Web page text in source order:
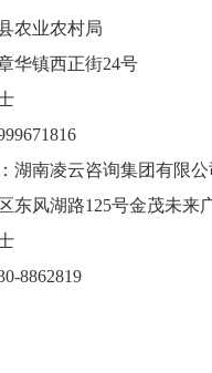
农业农村局
华镇西正街24号
湖南凌云咨询集团有限公
东风湖路125号金茂未来
8862819